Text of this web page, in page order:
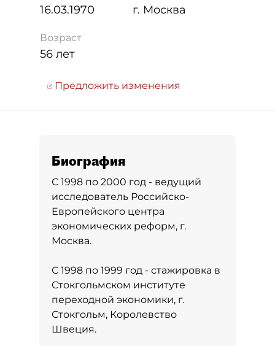
16.03.1970 г. Москва
Возраст
56 лет
Предложить изменения
Биография
С 1998 по 2000 год - ведущий
исследователь Российско-
Европейского центра
экономических реформ, г.
Москва.
С 1998 по 1999 год - стажировка в
Стокгольмском институте
переходной экономики, г.
Стокгольм, Королевство
Швеция.